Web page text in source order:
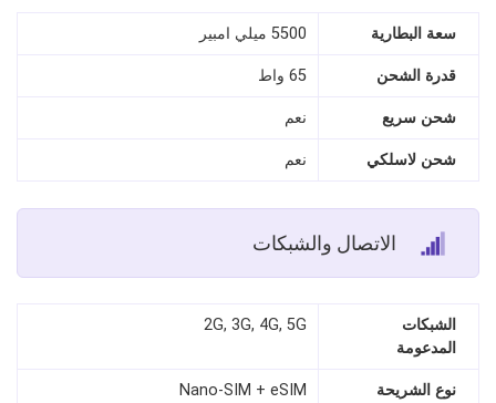
سعة البطارية 5500 ميلي امبير
قدرة الشحن 65 واط
شحن سريع نعم
شحن لاسلكي نعم
الاتصال والشبكات
الشبكات
المدعومة
2G, 3G, 4G, 5G
نوع الشريحة Nano-SIM + eSIM